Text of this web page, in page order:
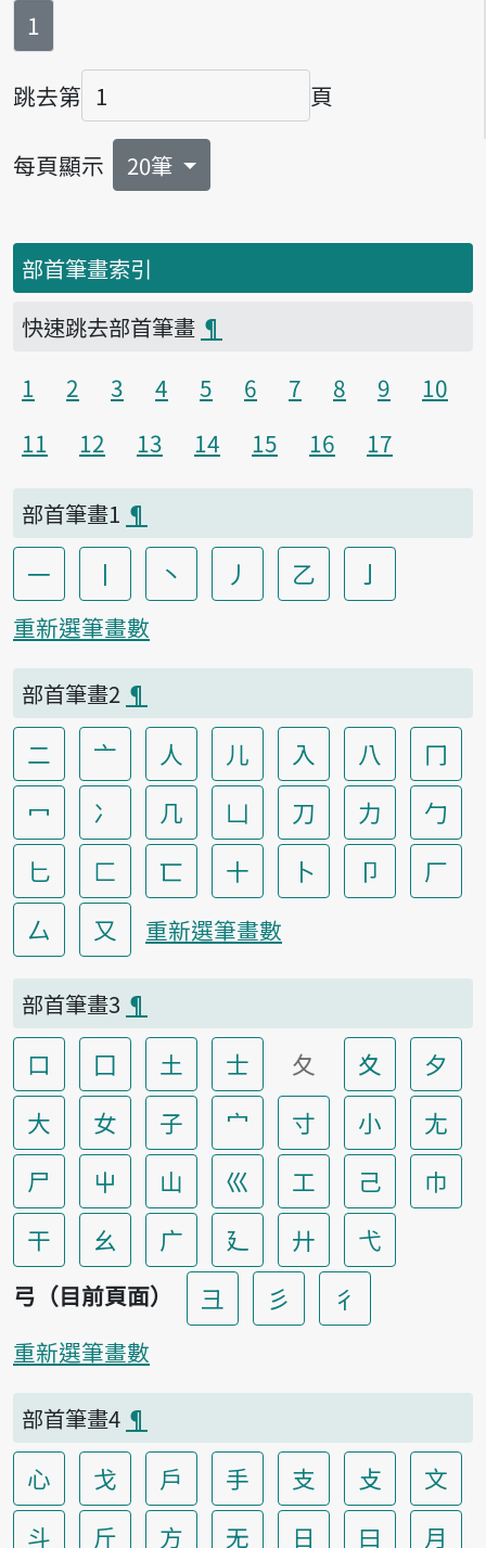
第
1
跳去第
頁碼
頁
每頁顯示 20筆
部首筆畫索引
快速跳去部首筆畫 ¶
1
2 3 4 5 6 7 8 9
10
11
12 13 14 15 16 17
部首筆畫1 ¶
一 丨 丶 丿 乙 亅
重新選筆畫數
部首筆畫2 ¶
二 亠 人 儿 入 八
冂
冖
冫 几 凵 刀 力
勹
匕
匚 匸 十 卜 卩
厂
厶
又 重新選筆畫數
部首筆畫3 ¶
口 囗 土 士 夂 夊
夕
大
女 子 宀 寸 小
尢
尸
屮 山 巛 工 己
巾
干
幺 广 廴 廾 弋
弓（目前頁面） 彐 彡 彳
重新選筆畫數
部首筆畫4 ¶
心 戈 戶 手 支 攴
文
斗
斤 方 无 日 曰 月